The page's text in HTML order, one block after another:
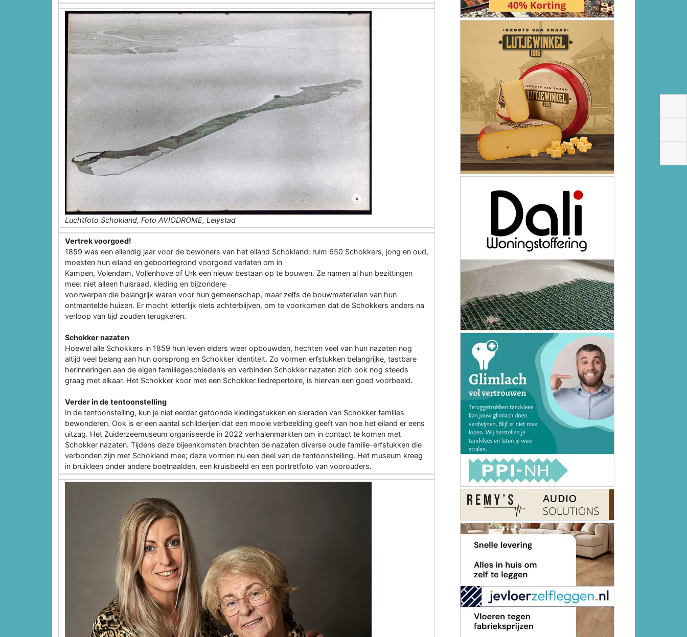
Luchtfoto Schokland, Foto AVIODROME, Lelystad
Vertrek voorgoed!
1859 was een ellendig jaar voor de bewoners van het eiland Schokland: ruim 650 Schokkers, jong en oud,
moesten hun eiland en geboortegrond voorgoed verlaten om in
Kampen, Volendam, Vollenhove of Urk een nieuw bestaan op te bouwen. Ze namen al hun bezittingen
mee: niet alleen huisraad, kleding en bijzondere
voorwerpen die belangrijk waren voor hun gemeenschap, maar zelfs de bouwmaterialen van hun
ontmantelde huizen. Er mocht letterlijk niets achterblijven, om te voorkomen dat de Schokkers anders na
verloop van tijd zouden terugkeren.
Schokker nazaten
Hoewel alle Schokkers in 1859 hun leven elders weer opbouwden, hechten veel van hun nazaten nog
altijd veel belang aan hun oorsprong en Schokker identiteit. Zo vormen erfstukken belangrijke, tastbare
herinneringen aan de eigen familiegeschiedenis en verbinden Schokker nazaten zich ook nog steeds
graag met elkaar. Het Schokker koor met een Schokker liedrepertoire, is hiervan een goed voorbeeld.
Verder in de tentoonstelling
In de tentoonstelling, kun je niet eerder getoonde kledingstukken en sieraden van Schokker families
bewonderen. Ook is er een aantal schilderijen dat een mooie verbeelding geeft van hoe het eiland er eens
uitzag. Het Zuiderzeemuseum organiseerde in 2022 verhalenmarkten om in contact te komen met
Schokker nazaten. Tijdens deze bijeenkomsten brachten de nazaten diverse oude familie-erfstukken die
verbonden zijn met Schokland mee; deze vormen nu een deel van de tentoonstelling. Het museum kreeg
in bruikleen onder andere boetnaalden, een kruisbeeld en een portretfoto van voorouders.